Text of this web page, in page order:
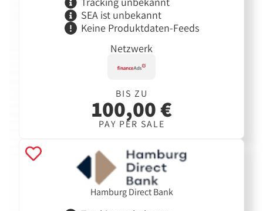
SEA ist unbekannt
Keine Produktdaten-Feeds
Netzwerk
BIS ZU
100,00 €
PAY PER SALE
Hamburg Direct Bank